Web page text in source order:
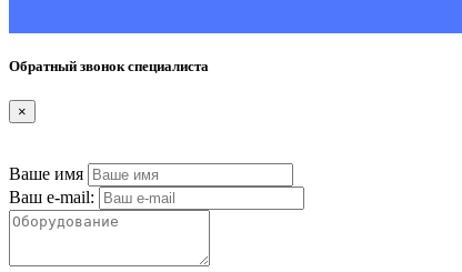
Обратный звонок специалиста
×
Ваше имя
Ваш e-mail: